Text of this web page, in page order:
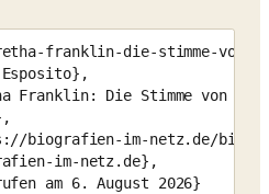
franklin-die-stimme-von-
Franklin: Die Stimme von
biografien-im-netz.de/
im-netz.de},
am 6. August 2026}